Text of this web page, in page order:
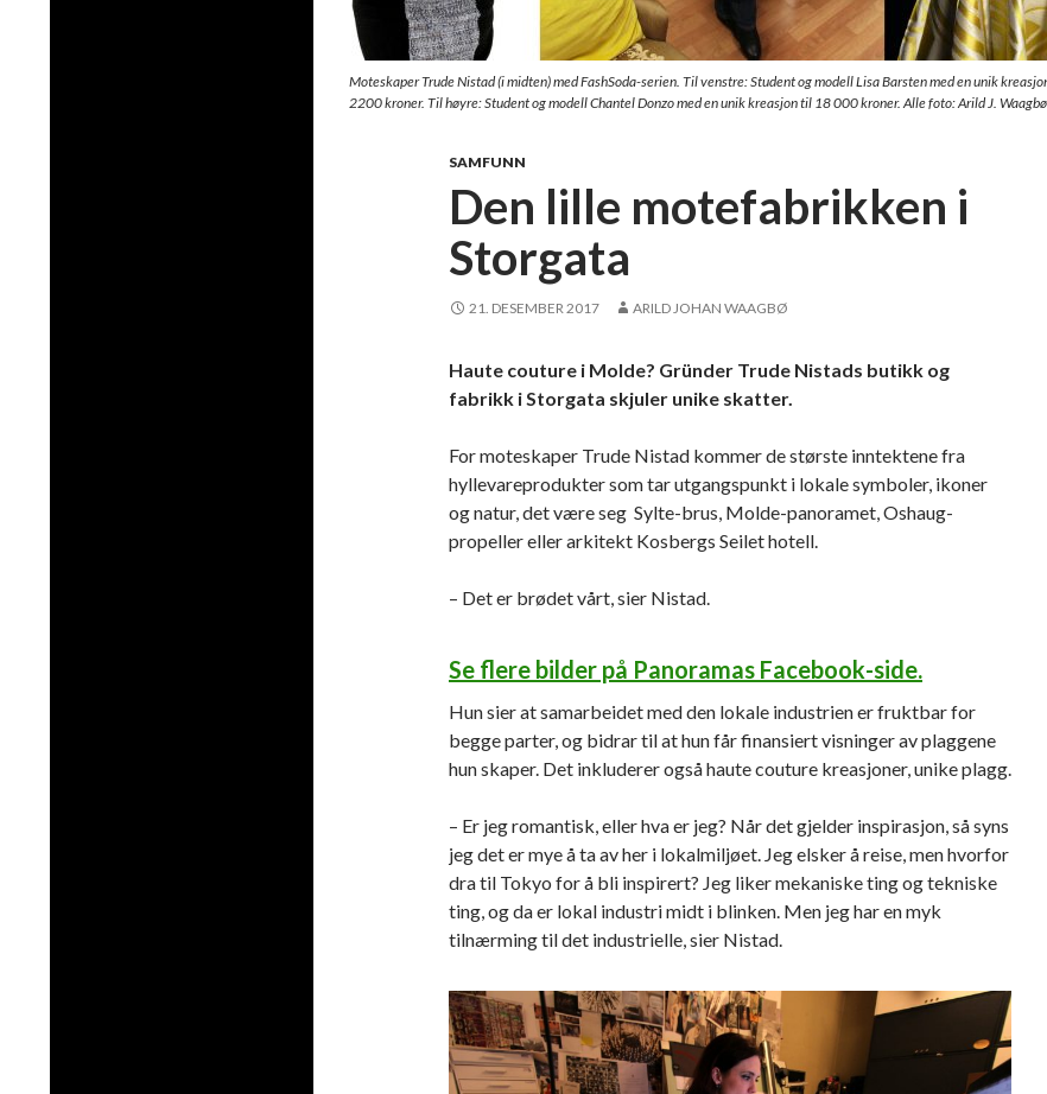
Moteskaper Trude Nistad (i midten) med FashSoda-serien. Til venstre: Student og modell Lisa Barsten med en unik
2200 kroner. Til høyre: Student og modell Chantel Donzo med en unik kreasjon til 18 000 kroner. Alle foto: Arild J. Waagbø
SAMFUNN
Den lille motefabrikken i
Storgata
21. DESEMBER 2017 ARILD JOHAN WAAGBØ
Haute couture i Molde? Gründer Trude Nistads butikk og
fabrikk i Storgata skjuler unike skatter.
For moteskaper Trude Nistad kommer de største inntektene fra
hyllevareprodukter som tar utgangspunkt i lokale symboler, ikoner
og natur, det være seg Sylte-brus, Molde-panoramet, Oshaug-
propeller eller arkitekt Kosbergs Seilet hotell.
– Det er brødet vårt, sier Nistad.
Se flere bilder på Panoramas Facebook-side.
Hun sier at samarbeidet med den lokale industrien er fruktbar for
begge parter, og bidrar til at hun får finansiert visninger av plaggene
hun skaper. Det inkluderer også haute couture kreasjoner, unike plagg.
– Er jeg romantisk, eller hva er jeg? Når det gjelder inspirasjon, så syns
jeg det er mye å ta av her i lokalmiljøet. Jeg elsker å reise, men hvorfor
dra til Tokyo for å bli inspirert? Jeg liker mekaniske ting og tekniske
ting, og da er lokal industri midt i blinken. Men jeg har en myk
tilnærming til det industrielle, sier Nistad.